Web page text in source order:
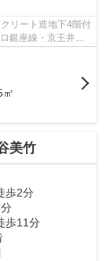
美竹
歩2分
歩11分